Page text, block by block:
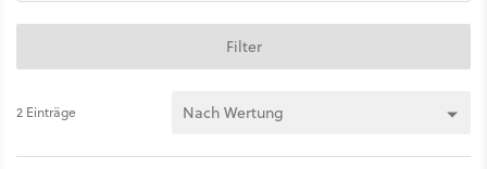
Filter
2 Einträge